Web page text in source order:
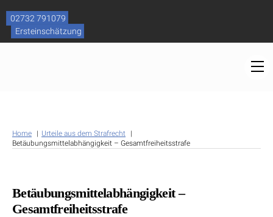
content
02732 791079
Ersteinschätzung
Home
Urteile aus dem Strafrecht
Betäubungsmittelabhängigkeit – Gesamtfreiheitsstrafe
Betäubungsmittelabhängigkeit –
Gesamtfreiheitsstrafe